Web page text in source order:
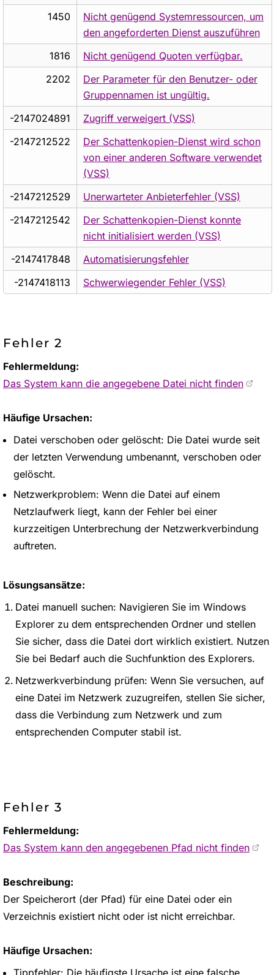
1450
Nicht genügend Systemressourcen, um
den angeforderten Dienst auszuführen
1816
Nicht genügend Quoten verfügbar.
2202
Der Parameter für den Benutzer- oder
Gruppennamen ist ungültig.
-2147024891
Zugriff verweigert (VSS)
-2147212522
Der Schattenkopien-Dienst wird schon
von einer anderen Software verwendet
(VSS)
-2147212529
Unerwarteter Anbieterfehler (VSS)
-2147212542
Der Schattenkopien-Dienst konnte
nicht initialisiert werden (VSS)
-2147417848
Automatisierungsfehler
-2147418113
Schwerwiegender Fehler (VSS)
Fehler 2
Fehlermeldung:
Das System kann die angegebene Datei nicht finden
Häufige Ursachen:
Datei verschoben oder gelöscht: Die Datei wurde seit
der letzten Verwendung umbenannt, verschoben oder
gelöscht.
Netzwerkproblem: Wenn die Datei auf einem
Netzlaufwerk liegt, kann der Fehler bei einer
kurzzeitigen Unterbrechung der Netzwerkverbindung
auftreten.
Lösungsansätze:
Datei manuell suchen: Navigieren Sie im Windows
Explorer zu dem entsprechenden Ordner und stellen
Sie sicher, dass die Datei dort wirklich existiert. Nutzen
Sie bei Bedarf auch die Suchfunktion des Explorers.
Netzwerkverbindung prüfen: Wenn Sie versuchen, auf
eine Datei im Netzwerk zuzugreifen, stellen Sie sicher,
dass die Verbindung zum Netzwerk und zum
entsprechenden Computer stabil ist.
Fehler 3
Fehlermeldung:
Das System kann den angegebenen Pfad nicht finden
Beschreibung:
Der Speicherort (der Pfad) für eine Datei oder ein
Verzeichnis existiert nicht oder ist nicht erreichbar.
Häufige Ursachen:
Tippfehler: Die häufigste Ursache ist eine falsche